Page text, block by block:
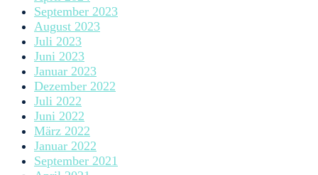
September 2023
August 2023
Juli 2023
Juni 2023
Januar 2023
Dezember 2022
Juli 2022
Juni 2022
März 2022
Januar 2022
September 2021